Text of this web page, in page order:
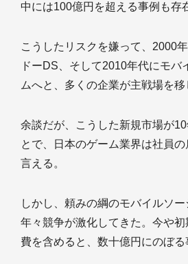
中には100億円を超える事例も存
こうしたリスクを嫌って、2000
ドーDS、そして2010年代にモバ
ムへと、多くの企業が主戦場を移
余談だが、こうした新規市場が
とで、日本のゲーム業界は社員
言える。
しかし、頼みの綱のモバイルソー
年々競争が激化してきた。今や
費を含めると、数十億円にのぼる